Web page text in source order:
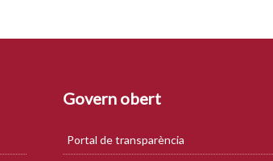
Govern obert
Portal de transparència